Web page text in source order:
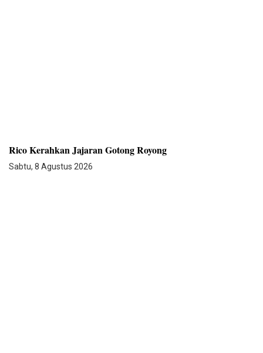
Rico Kerahkan Jajaran Gotong Royong
Sabtu, 8 Agustus 2026